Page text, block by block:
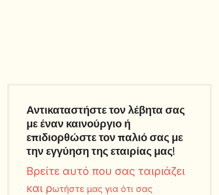
Αντικαταστήστε τον λέβητα σας
με έναν καινούργιο ή
επιδιορθώστε τον παλιό σας με
την εγγύηση της εταιρίας μας!
Βρείτε αυτό που σας ταιριάζει
και ρωτήστε μας για ότι σας